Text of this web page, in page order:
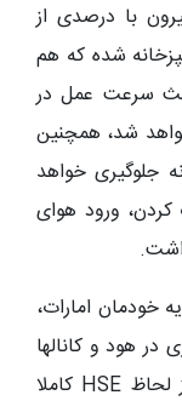
با درصدی از
شده که هم
سرعت عمل در
شد، همچنین
جلوگیری خواهد
ورود هوای
خودمان امارات،
هود و کانالها
، یک جدار آب به هود اضافه شده که از لحاظ HSE کاملا